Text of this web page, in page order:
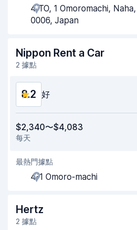
取車速度
車輛乾淨程度
車況
4 TO, 1 Omoromachi,
0006, Japan
Nippon Rent a Car
2 據點
8.2 好
易於尋找
代理商效率
取車速度
還車速度
$2,340〜$4,083
每天
最熱門據點
4-1 Omoro-machi
Hertz
2 據點